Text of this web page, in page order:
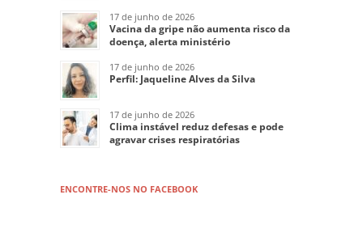
17 de junho de 2026
Vacina da gripe não aumenta risco da
doença, alerta ministério
17 de junho de 2026
Perfil: Jaqueline Alves da Silva
17 de junho de 2026
Clima instável reduz defesas e pode
agravar crises respiratórias
ENCONTRE-NOS NO FACEBOOK